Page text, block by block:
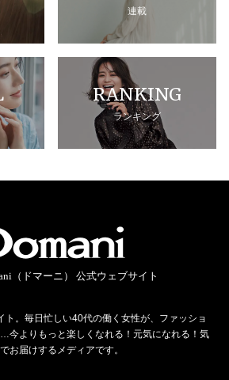
連載
RANKING
ランキング
（ドマーニ） 公式ウェブサイト
。毎日忙しい40代の働く女性が、ファッショ
今よりもっと楽しくなれる！元気になれる！気
お届けするメディアです。